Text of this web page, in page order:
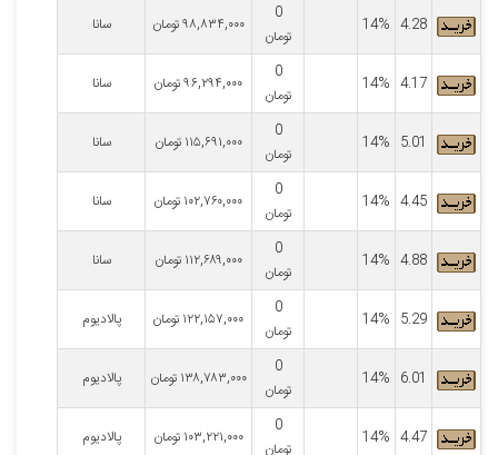
4.28
14%
0
تومان
۹۸,۸۳۴,۰۰۰تومان سانا
4.17
14%
0
تومان
۹۶,۲۹۴,۰۰۰تومان سانا
5.01
14%
0
تومان
۱۱۵,۶۹۱,۰۰۰ تومان سانا
4.45
14%
0
تومان
۱۰۲,۷۶۰,۰۰۰ تومان سانا
4.88
14%
0
تومان
۱۱۲,۶۸۹,۰۰۰ تومان سانا
5.29
14%
0
تومان
۱۲۲,۱۵۷,۰۰۰ تومان پالادیوم
6.01
14%
0
تومان
۱۳۸,۷۸۳,۰۰۰ تومان پالادیوم
4.47
14%
0
تومان
۱۰۳,۲۲۱,۰۰۰ تومان پالادیوم